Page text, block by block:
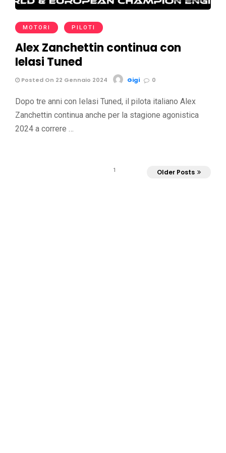
MOTORI PILOTI
Alex Zanchettin continua con
Ielasi Tuned
Posted On 22 Gennaio 2024 Gigi 0
Dopo tre anni con Ielasi Tuned, il pilota italiano Alex
Zanchettin continua anche per la stagione agonistica
2024 a correre …
1 Older Posts